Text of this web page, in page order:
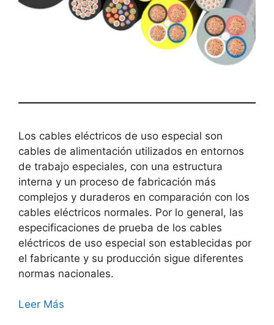
Los cables eléctricos de uso especial son
cables de alimentación utilizados en entornos
de trabajo especiales, con una estructura
interna y un proceso de fabricación más
complejos y duraderos en comparación con los
cables eléctricos normales. Por lo general, las
especificaciones de prueba de los cables
eléctricos de uso especial son establecidas por
el fabricante y su producción sigue diferentes
normas nacionales.
Leer Más